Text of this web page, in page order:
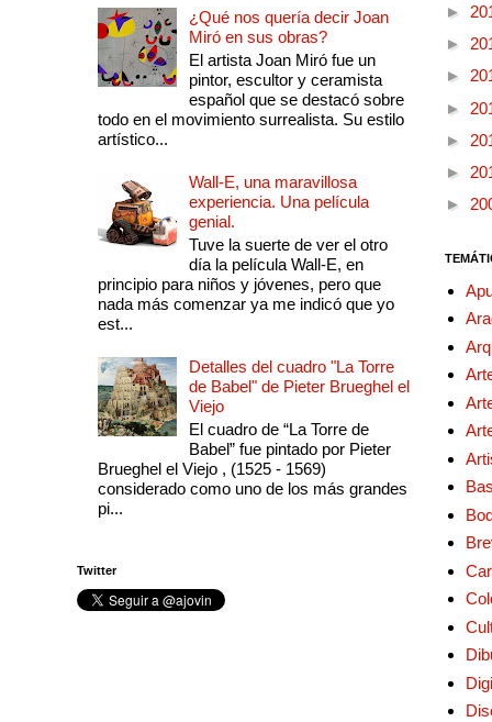
¿Qué nos quería decir Joan
Miró en sus obras?
El artista Joan Miró fue un
pintor, escultor y ceramista
español que se destacó sobre
todo en el movimiento surrealista. Su estilo
artístico...
Wall-E, una maravillosa
experiencia. Una película
genial.
Tuve la suerte de ver el otro
día la película Wall-E, en
principio para niños y jóvenes, pero que
nada más comenzar ya me indicó que yo
est...
Detalles del cuadro "La Torre
de Babel" de Pieter Brueghel el
Viejo
El cuadro de “La Torre de
Babel” fue pintado por Pieter
Brueghel el Viejo , (1525 - 1569)
considerado como uno de los más grandes
pi...
Twitter
►
►
►
►
►
►
►